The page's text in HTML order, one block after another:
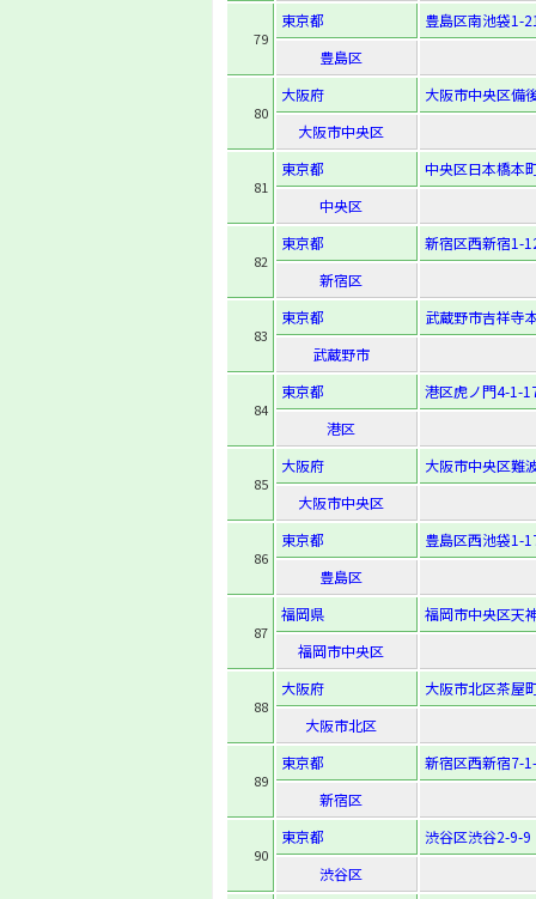
79
東京都
豊島区南池袋1-
豊島区
80
大阪府
大阪市中央区備
大阪市中央区
81
東京都
中央区日本橋本
中央区
82
東京都
新宿区西新宿1-
新宿区
83
東京都
武蔵野市吉祥寺
武蔵野市
84
東京都
港区虎ノ門4-1-
港区
85
大阪府
大阪市中央区難
大阪市中央区
86
東京都
豊島区西池袋1-
豊島区
87
福岡県
福岡市中央区天
福岡市中央区
88
大阪府
大阪市北区茶屋
大阪市北区
89
東京都
新宿区西新宿7-
新宿区
90
東京都
渋谷区渋谷2-9-9
渋谷区